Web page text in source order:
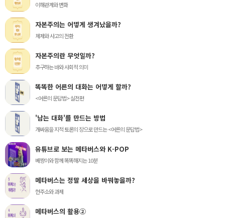
이해관계와 변화
자본주의는 어떻게 생겨났을까?
체제와 사고의 전환
자본주의란 무엇일까?
추구하는 바와 사회적 의미
똑똑한 어른의 대화는 어떻게 할까?
<어른의 문답법> 실전편
'남는 대화'를 만드는 방법
개싸움을 지적 토론의 장으로 만드는 <어른의 문답법>
유튜브로 보는 메타버스와 K-POP
베짱이와 함께 똑똑해지는 10분
메타버스는 정말 세상을 바꿔놓을까?
현주소와 과제
메타버스의 활용②